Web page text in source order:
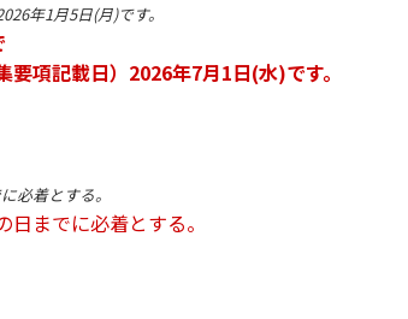
年1月5日(月)です。
項記載日）2026年7月1日(水)です。
着とする。
までに必着とする。